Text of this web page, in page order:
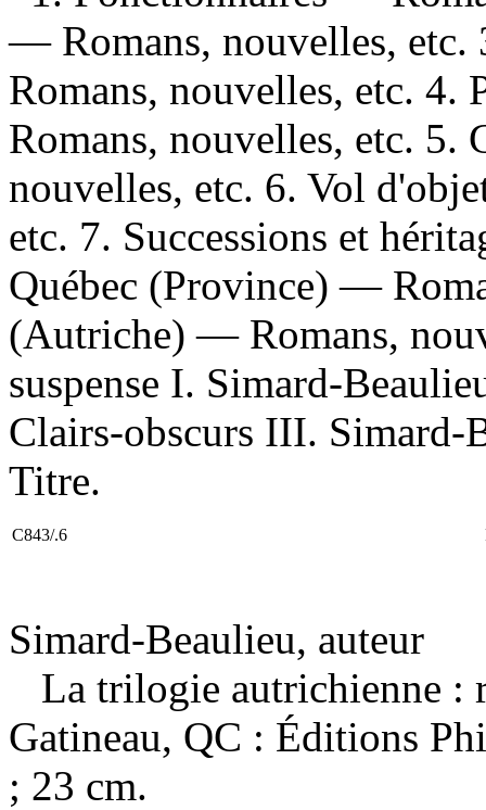
— Romans, nouvelles,
Romans, nouvelles, etc. 4.
Romans, nouvelles, etc.
nouvelles, etc. 6. Vol
etc. 7. Successions et
Québec (Province) —
(Autriche) — Romans,
suspense I. Simard-
Clairs-obscurs III. Simard-
Titre.
C843/.6
Simard-Beaulieu, auteur
La trilogie autrichienne :
Gatineau, QC : Éditions
; 23 cm.